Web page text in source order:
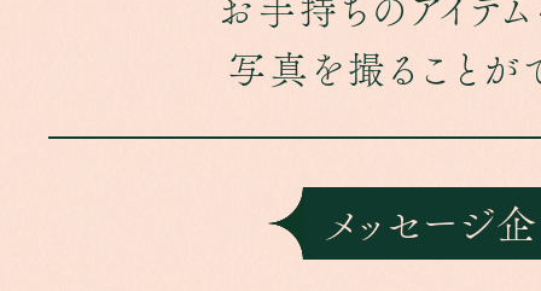
お手持ちのアイテ
写真を撮ることが
メッセージ